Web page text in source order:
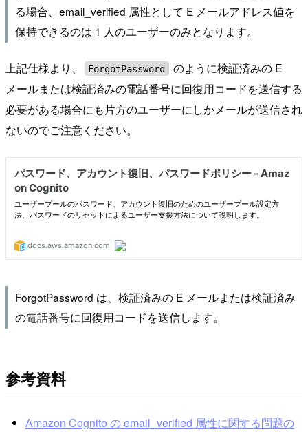
る場合、email_verified 属性として E メールアドレス値を
保持できるのは 1 人のユーザーのみとなります。
上記仕様より、 ForgotPassword
のように検証済みの E
メールまたは検証済みの電話番号に回復用コードを送信する
必要がある場合にも片方のユーザーにしかメールが送信され
ないのでご注意ください。
ForgotPassword は、検証済みの E メールまたは検証済み
の電話番号に回復用コードを送信します。
参考資料
Amazon Cognito の email_verified 属性に関する問題の